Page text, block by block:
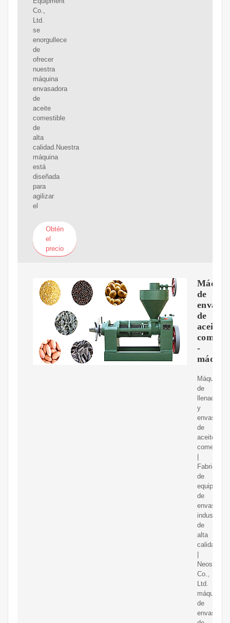
Co.,
Ltd.
se
enorgullece
de
ofrecer
nuestra
máquina
envasadora
de
aceite
comestible
de
alta
calidad.Nuestra
máquina
está
diseñada
para
agilizar
el
Obtén
el
precio
de
de
aceite
-
Máquina
de
llenado
y
envasado
de
aceite
comestible
Fabricante
de
equipos
de
envasado
industrial
de
alta
calidad
Co.,
Ltd.
máquina
de
envasado